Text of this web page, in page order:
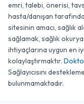
emri, talebi, önerisi,
hasta/danışan
sitesinin amacı, sağlık
sağlamak, sağlık
ihtiyaçlarına uygun en
kolaylaştırmaktır.
Sağlayıcısını
bulunmamaktadır.